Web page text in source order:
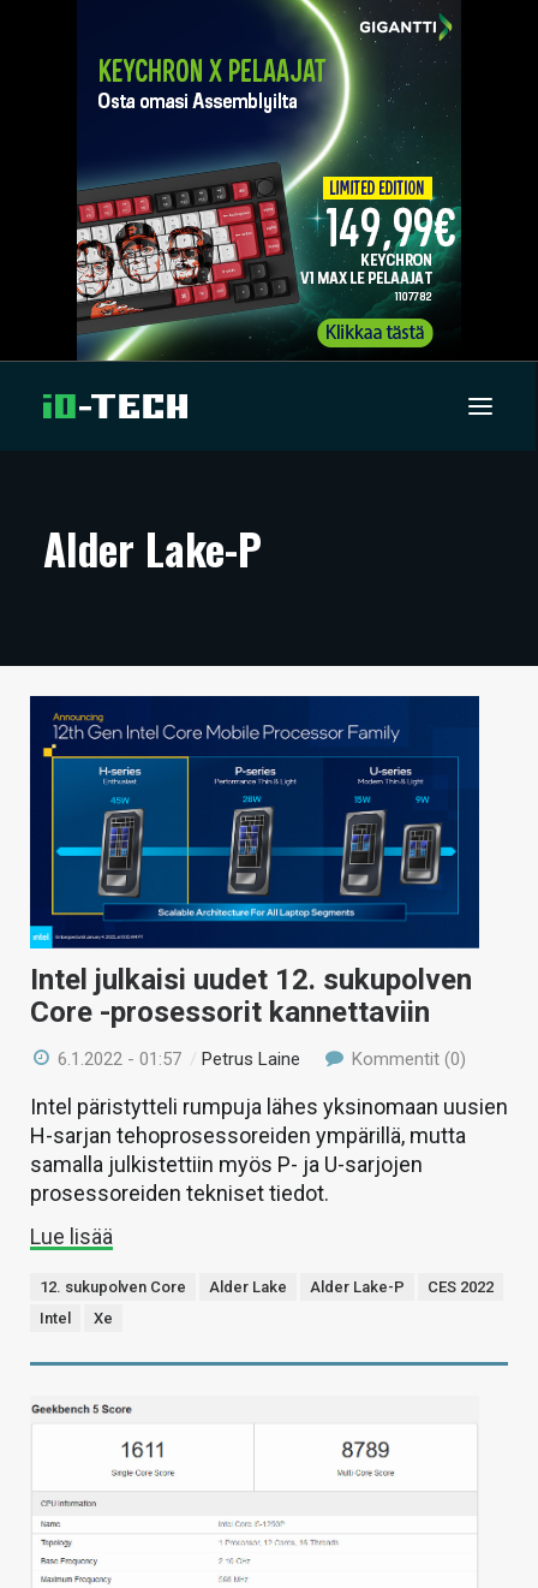
ARTIKKELIT
TECHBBS
TIETOA
VAIHDA TEEMA
HAKU
Alder Lake-P
Intel julkaisi uudet 12. sukupolven
Core -prosessorit kannettaviin
6.1.2022 - 01:57 /Petrus Laine Kommentit (0)
Intel päristytteli rumpuja lähes yksinomaan uusien
H-sarjan tehoprosessoreiden ympärillä, mutta
samalla julkistettiin myös P- ja U-sarjojen
prosessoreiden tekniset tiedot.
Lue lisää
12. sukupolven Core Alder Lake Alder Lake-P
CES 2022
Intel
Xe